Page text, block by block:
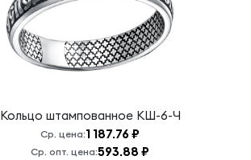
Кольцо штампованное КШ-6-Ч
Ср. цена:1 187.76 ₽
Ср. опт. цена:593.88 ₽